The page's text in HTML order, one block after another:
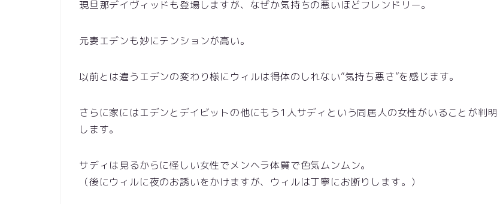
現旦那デイヴィッドも登場しますが、なぜか気持ちの悪いほどフレンドリー。
元妻エデンも妙にテンションが高い。
以前とは違うエデンの変わり様にウィルは得体のしれない”気持ち悪さ”を感じます。
さらに家にはエデンとデイビットの他にもう1人サディという同居人の女性がいることが判明
します。
サディは見るからに怪しい女性でメンヘラ体質で色気ムンムン。
（後にウィルに夜のお誘いをかけますが、ウィルは丁寧にお断りします。）